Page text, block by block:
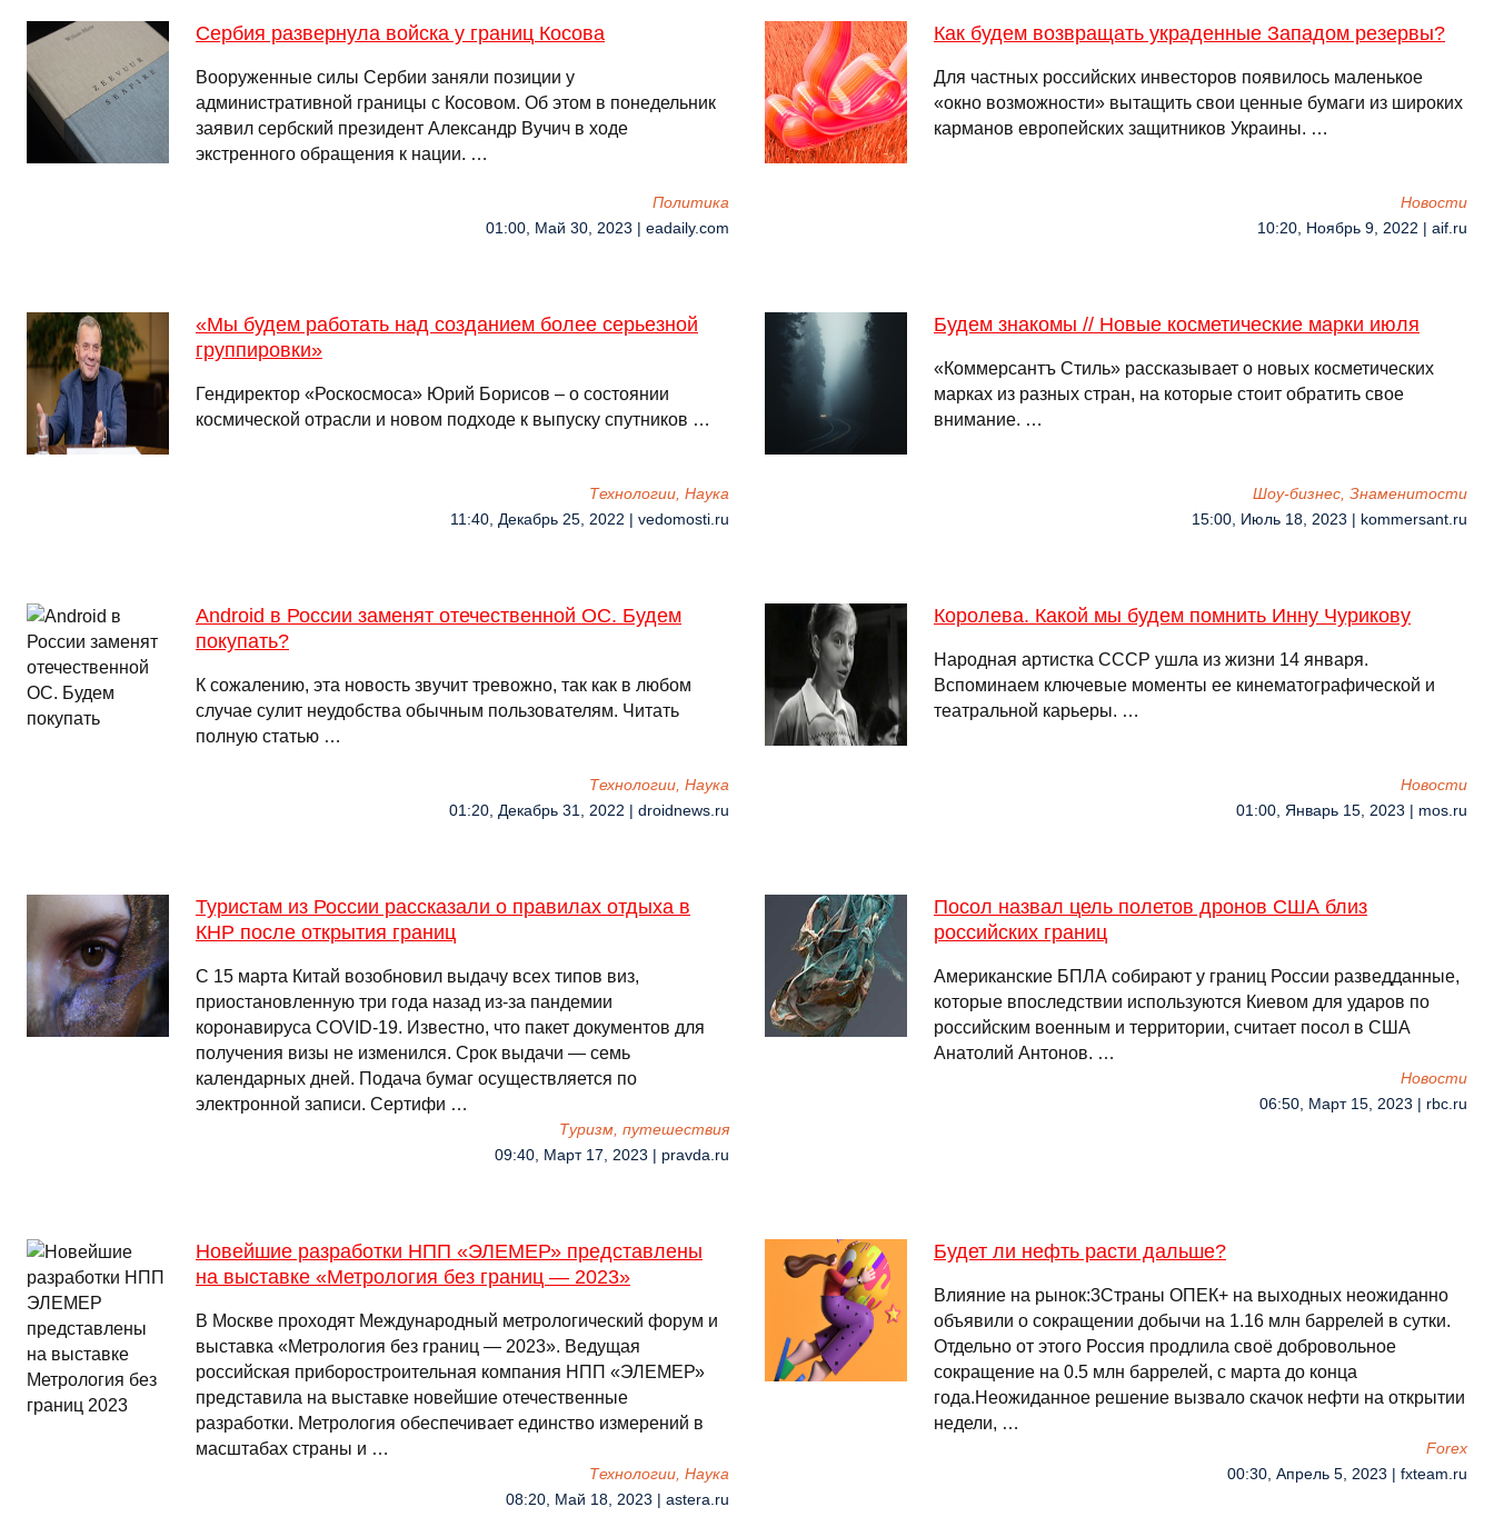
Сербия развернула войска у границ Косова
Вооруженные силы Сербии заняли позиции у
административной границы с Косовом. Об этом в понедельник
заявил сербский президент Александр Вучич в ходе
экстренного обращения к нации. …
Политика
01:00, Май 30, 2023 | eadaily.com
Как будем возвращать украденные Западом резервы?
Для частных российских инвесторов появилось маленькое
«окно возможности» вытащить свои ценные бумаги из широких
карманов европейских защитников Украины. …
Новости
10:20, Ноябрь 9, 2022 | aif.ru
«Мы будем работать над созданием более серьезной
группировки»
Гендиректор «Роскосмоса» Юрий Борисов – о состоянии
космической отрасли и новом подходе к выпуску спутников …
Технологии, Наука
11:40, Декабрь 25, 2022 | vedomosti.ru
Будем знакомы // Новые косметические марки июля
«Коммерсантъ Стиль» рассказывает о новых косметических
марках из разных стран, на которые стоит обратить свое
внимание. …
Шоу-бизнес, Знаменитости
15:00, Июль 18, 2023 | kommersant.ru
Android в России заменят отечественной ОС. Будем
покупать?
К сожалению, эта новость звучит тревожно, так как в любом
случае сулит неудобства обычным пользователям. Читать
полную статью …
Технологии, Наука
01:20, Декабрь 31, 2022 | droidnews.ru
Королева. Какой мы будем помнить Инну Чурикову
Народная артистка СССР ушла из жизни 14 января.
Вспоминаем ключевые моменты ее кинематографической и
театральной карьеры. …
Новости
01:00, Январь 15, 2023 | mos.ru
Туристам из России рассказали о правилах отдыха в
КНР после открытия границ
С 15 марта Китай возобновил выдачу всех типов виз,
приостановленную три года назад из-за пандемии
коронавируса COVID-19. Известно, что пакет документов для
получения визы не изменился. Срок выдачи — семь
календарных дней. Подача бумаг осуществляется по
электронной записи. Сертифи …
Туризм, путешествия
09:40, Март 17, 2023 | pravda.ru
Посол назвал цель полетов дронов США близ
российских границ
Американские БПЛА собирают у границ России разведданные,
которые впоследствии используются Киевом для ударов по
российским военным и территории, считает посол в США
Анатолий Антонов. …
Новости
06:50, Март 15, 2023 | rbc.ru
Новейшие разработки НПП «ЭЛЕМЕР» представлены
на выставке «Метрология без границ — 2023»
В Москве проходят Международный метрологический форум и
выставка «Метрология без границ — 2023». Ведущая
российская приборостроительная компания НПП «ЭЛЕМЕР»
представила на выставке новейшие отечественные
разработки. Метрология обеспечивает единство измерений в
масштабах страны и …
Технологии, Наука
08:20, Май 18, 2023 | astera.ru
Будет ли нефть расти дальше?
Влияние на рынок:3Страны ОПЕК+ на выходных неожиданно
объявили о сокращении добычи на 1.16 млн баррелей в сутки.
Отдельно от этого Россия продлила своё добровольное
сокращение на 0.5 млн баррелей, с марта до конца
года.Неожиданное решение вызвало скачок нефти на открытии
недели, …
Forex
00:30, Апрель 5, 2023 | fxteam.ru